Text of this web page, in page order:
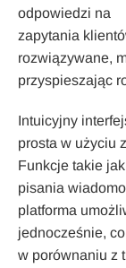
odpowiedzi na
zapytania
rozwiązywane,
przyspieszając
Intuicyjny
prosta w użyciu
Funkcje takie
pisania
platforma
jednocześnie,
w porównaniu z